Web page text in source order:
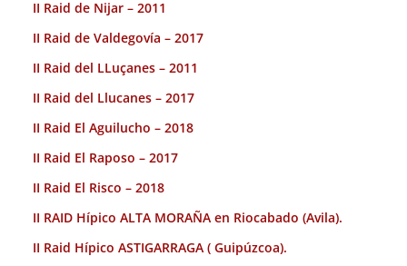
II Raid de Nijar – 2011
II Raid de Valdegovía – 2017
II Raid del LLuçanes – 2011
II Raid del Llucanes – 2017
II Raid El Aguilucho – 2018
II Raid El Raposo – 2017
II Raid El Risco – 2018
II RAID Hípico ALTA MORAÑA en Riocabado (Avila).
II Raid Hípico ASTIGARRAGA ( Guipúzcoa).